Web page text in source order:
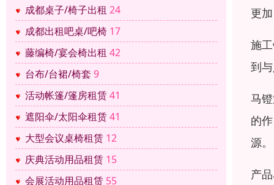
成都桌子/椅子出租 24
成都出租吧桌/吧椅 17
藤编椅/宴会椅出租 42
台布/台裙/椅套 9
活动帐篷/篷房租赁41
遮阳伞/太阳伞租赁41
大型会议桌椅租赁 12
庆典活动用品租赁 15
会展活动用品租赁 55
更
施
到
马
的
源。
产